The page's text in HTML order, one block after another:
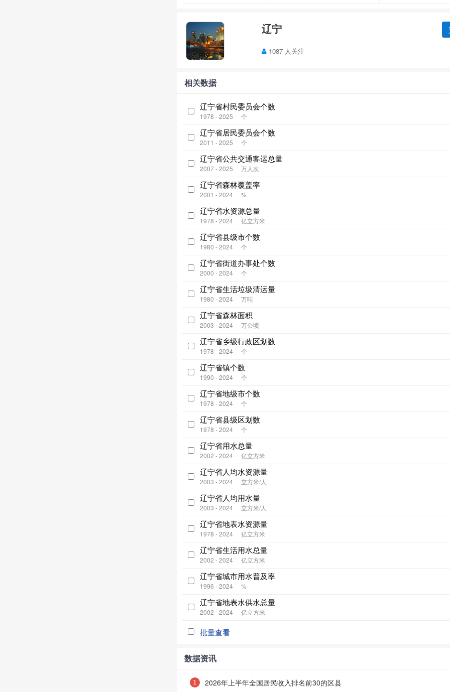
辽宁
1087 人关注
相关数据
辽宁省村民委员会个数
1978 - 2025 个
辽宁省居民委员会个数
2011 - 2025 个
辽宁省公共交通客运总量
2007 - 2025 万人次
辽宁省森林覆盖率
2001 - 2024 %
辽宁省水资源总量
1978 - 2024 亿立方米
辽宁省县级市个数
1980 - 2024 个
辽宁省街道办事处个数
2000 - 2024 个
辽宁省生活垃圾清运量
1980 - 2024 万吨
辽宁省森林面积
2003 - 2024 万公顷
辽宁省乡级行政区划数
1978 - 2024 个
辽宁省镇个数
1990 - 2024 个
辽宁省地级市个数
1978 - 2024 个
辽宁省县级区划数
1978 - 2024 个
辽宁省用水总量
2002 - 2024 亿立方米
辽宁省人均水资源量
2003 - 2024 立方米/人
辽宁省人均用水量
2003 - 2024 立方米/人
辽宁省地表水资源量
1978 - 2024 亿立方米
辽宁省生活用水总量
2002 - 2024 亿立方米
辽宁省城市用水普及率
1996 - 2024 %
辽宁省地表水供水总量
2002 - 2024 亿立方米
批量查看
数据资讯
2026年上半年全国居民收入排名前30的区县